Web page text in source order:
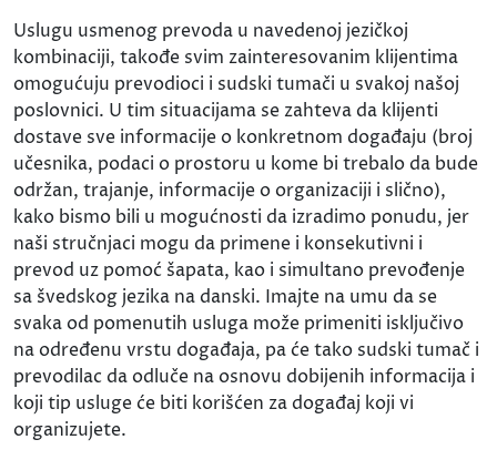
Uslugu usmenog prevoda u navedenoj jezičkoj
kombinaciji, takođe svim zainteresovanim klijentima
omogućuju prevodioci i sudski tumači u svakoj našoj
poslovnici. U tim situacijama se zahteva da klijenti
dostave sve informacije o konkretnom događaju (broj
učesnika, podaci o prostoru u kome bi trebalo da bude
održan, trajanje, informacije o organizaciji i slično),
kako bismo bili u mogućnosti da izradimo ponudu, jer
naši stručnjaci mogu da primene i konsekutivni i
prevod uz pomoć šapata, kao i simultano prevođenje
sa švedskog jezika na danski. Imajte na umu da se
svaka od pomenutih usluga može primeniti isključivo
na određenu vrstu događaja, pa će tako sudski tumač i
prevodilac da odluče na osnovu dobijenih informacija i
koji tip usluge će biti korišćen za događaj koji vi
organizujete.